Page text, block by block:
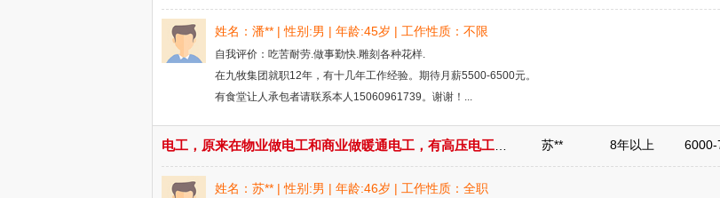
姓名：潘** | 性别:男 | 年龄:45岁 | 工作性质：不限
自我评价：吃苦耐劳.做事勤快.雕刻各种花样.
在九牧集团就职12年，有十几年工作经验。期待月薪5500-6500元。
有食堂让人承包者请联系本人15060961739。谢谢！...
苏** 8年以上 6000-
姓名：苏** | 性别:男 | 年龄:46岁 | 工作性质：全职